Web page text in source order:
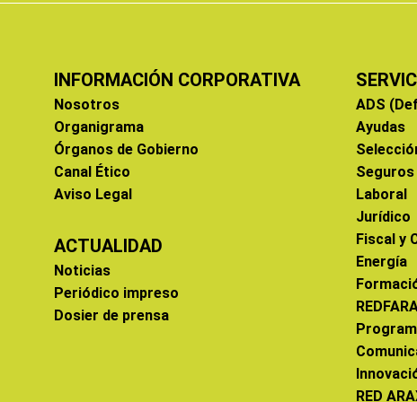
INFORMACIÓN CORPORATIVA
Nosotros
Organigrama
Órganos de Gobierno
Canal Ético
Aviso Legal
ACTUALIDAD
Noticias
Periódico impreso
Dosier de prensa
ADS
Ayudas
Seguros
Laboral
Jurídico
Fiscal y
Energía
RED